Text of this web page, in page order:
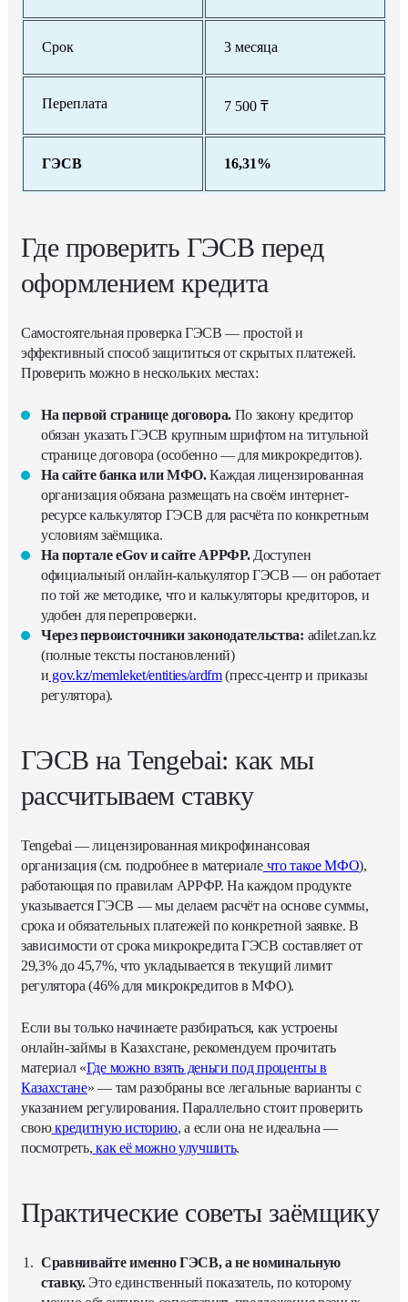
Срок 3 месяца
Переплата 7 500 ₸
ГЭСВ 16,31%
Где проверить ГЭСВ перед
оформлением кредита
Самостоятельная проверка ГЭСВ — простой и
эффективный способ защититься от скрытых платежей.
Проверить можно в нескольких местах:
На первой странице договора. По закону кредитор
обязан указать ГЭСВ крупным шрифтом на титульной
странице договора (особенно — для микрокредитов).
На сайте банка или МФО.Каждая лицензированная
организация обязана размещать на своём интернет-
ресурсе калькулятор ГЭСВ для расчёта по конкретным
условиям заёмщика.
На портале eGov и сайте АРРФР. Доступен
официальный онлайн-калькулятор ГЭСВ — он работает
по той же методике, что и калькуляторы кредиторов, и
удобен для перепроверки.
Через первоисточники законодательства: adilet.zan.kz
(полные тексты постановлений)
и gov.kz/memleket/entities/ardfm(пресс-центр и приказы
регулятора).
ГЭСВ на Tengebai: как мы
рассчитываем ставку
Tengebai — лицензированная микрофинансовая
организация (см. подробнее в материалечто такое МФО),
работающая по правилам АРРФР. На каждом продукте
указывается ГЭСВ — мы делаем расчёт на основе суммы,
срока и обязательных платежей по конкретной заявке. В
зависимости от срока микрокредита ГЭСВ составляет от
29,3% до 45,7%, что укладывается в текущий лимит
регулятора (46% для микрокредитов в МФО).
Если вы только начинаете разбираться, как устроены
онлайн-займы в Казахстане, рекомендуем прочитать
материал «Где можно взять деньги под проценты в
Казахстане» — там разобраны все легальные варианты с
указанием регулирования. Параллельно стоит проверить
своюкредитную историю, а если она не идеальна —
посмотреть, как её можно улучшить.
Практические советы заёмщику
Сравнивайте именно ГЭСВ, а не номинальную
ставку. Это единственный показатель, по которому